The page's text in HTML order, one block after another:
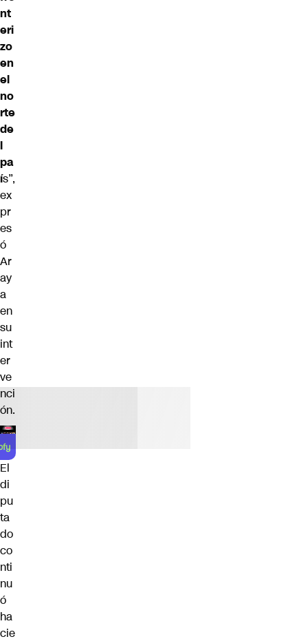
nt
eri
zo
en
el
no
rte
de
l
pa
ís”,
ex
pr
es
ó
Ar
ay
a
en
su
int
er
ve
nci
ón.
El
di
pu
ta
do
co
nti
nu
ó
ha
cie